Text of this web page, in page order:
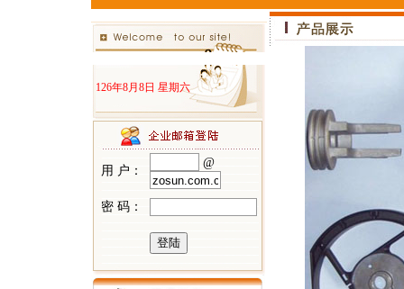
126年8月8日 星期六
用 户：
@
密 码：